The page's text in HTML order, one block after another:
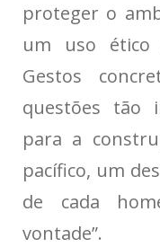
proteger o
um uso ético
Gestos
questões tão
para a
pacífico, um
de cada
vontade”.